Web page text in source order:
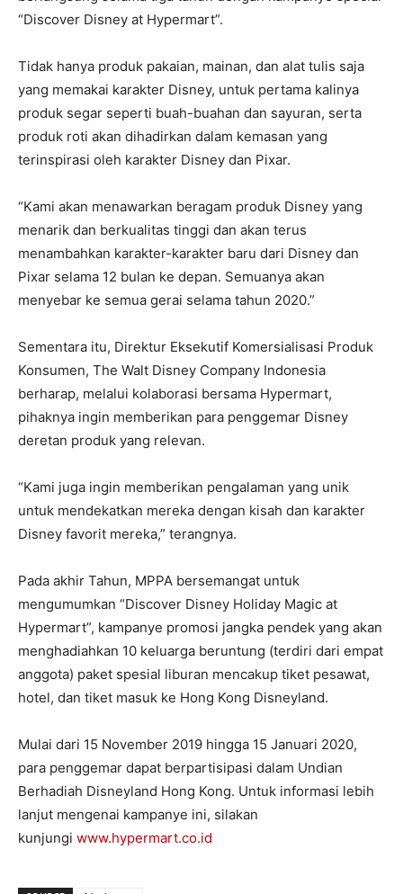
“Discover Disney at Hypermart”.
Tidak hanya produk pakaian, mainan, dan alat tulis saja
yang memakai karakter Disney, untuk pertama kalinya
produk segar seperti buah-buahan dan sayuran, serta
produk roti akan dihadirkan dalam kemasan yang
terinspirasi oleh karakter Disney dan Pixar.
“Kami akan menawarkan beragam produk Disney yang
menarik dan berkualitas tinggi dan akan terus
menambahkan karakter-karakter baru dari Disney dan
Pixar selama 12 bulan ke depan. Semuanya akan
menyebar ke semua gerai selama tahun 2020.”
Sementara itu, Direktur Eksekutif Komersialisasi Produk
Konsumen, The Walt Disney Company Indonesia
berharap, melalui kolaborasi bersama Hypermart,
pihaknya ingin memberikan para penggemar Disney
deretan produk yang relevan.
“Kami juga ingin memberikan pengalaman yang unik
untuk mendekatkan mereka dengan kisah dan karakter
Disney favorit mereka,” terangnya.
Pada akhir Tahun, MPPA bersemangat untuk
mengumumkan “Discover Disney Holiday Magic at
Hypermart”, kampanye promosi jangka pendek yang akan
menghadiahkan 10 keluarga beruntung (terdiri dari empat
anggota) paket spesial liburan mencakup tiket pesawat,
hotel, dan tiket masuk ke Hong Kong Disneyland.
Mulai dari 15 November 2019 hingga 15 Januari 2020,
para penggemar dapat berpartisipasi dalam Undian
Berhadiah Disneyland Hong Kong. Untuk informasi lebih
lanjut mengenai kampanye ini, silakan
kunjungi www.hypermart.co.id